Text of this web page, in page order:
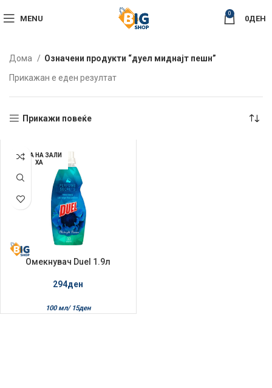
MENU
0
0ДЕН
Дома
Означени продукти “дуел миднајт пешн”
Прикажан е еден резултат
Прикажи повеќе
НЕМА НА ЗАЛИ
ХА
Омекнувач Duel 1.9л
294ден
100 мл/ 15ден